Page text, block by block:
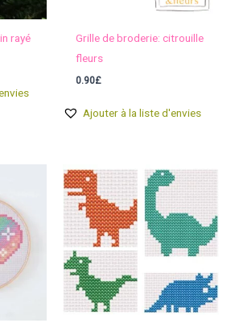
rayé
Grille de broderie: citrouille
fleurs
0.90£
Ajouter à la liste d'envies